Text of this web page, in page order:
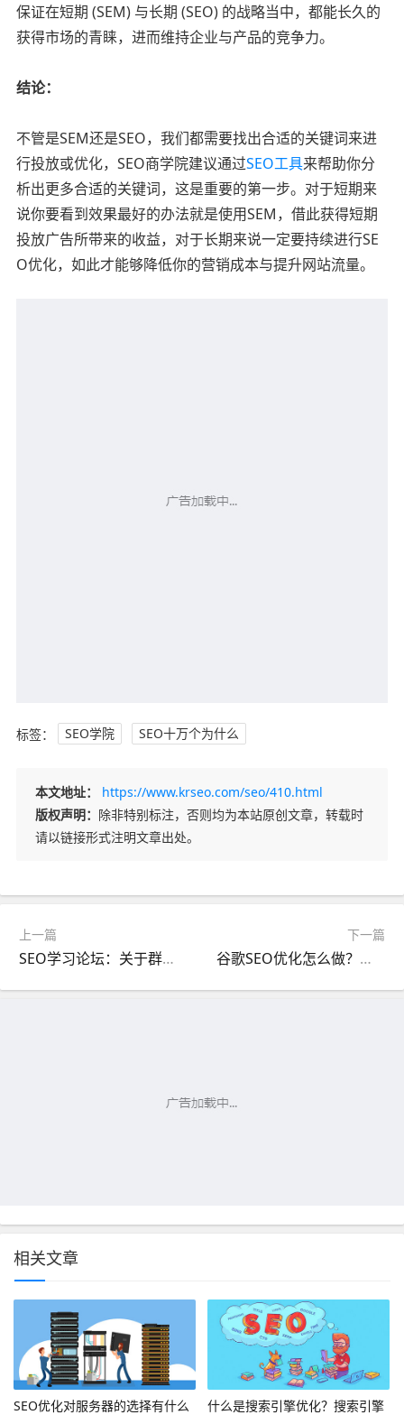
保证在短期 (SEM) 与长期 (SEO) 的战略当中，都能长久的
获得市场的青睐，进而维持企业与产品的竞争力。
结论：
不管是SEM还是SEO，我们都需要找出合适的关键词来进
行投放或优化，SEO商学院建议通过SEO工具来帮助你分
析出更多合适的关键词，这是重要的第一步。对于短期来
说你要看到效果最好的办法就是使用SEM，借此获得短期
投放广告所带来的收益，对于长期来说一定要持续进行SE
O优化，如此才能够降低你的营销成本与提升网站流量。
标签： SEO学院 SEO十万个为什么
本文地址：
https://www.krseo.com/seo/410.html
版权声明： 除非特别标注，否则均为本站原创文章，转载时
请以链接形式注明文章出处。
上一篇
SEO学习论坛：关于群站链轮的核心原理和做法
下一篇
谷歌SEO优化怎么做？排名如何有效提升？
相关文章
SEO优化对服务器的选择有什么
什么是搜索引擎优化？搜索引擎